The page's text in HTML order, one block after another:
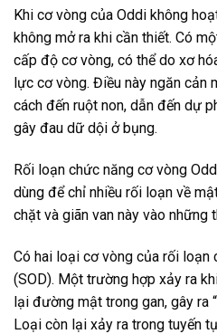
Khi cơ vòng của Oddi không
không mở ra khi cần thiết. Có
cấp độ cơ vòng, có thể do xơ
lực cơ vòng. Điều này ngăn cản
cách đến ruột non, dẫn đến dự
gây đau dữ dội ở bụng.
Rối loạn chức năng cơ vòng
dùng để chỉ nhiều rối loạn về
chặt và giãn van này vào những
Có hai loại cơ vòng của rối loạn
(SOD). Một trường hợp xảy ra
lại đường mật trong gan, gây ra
Loại còn lại xảy ra trong tuyến